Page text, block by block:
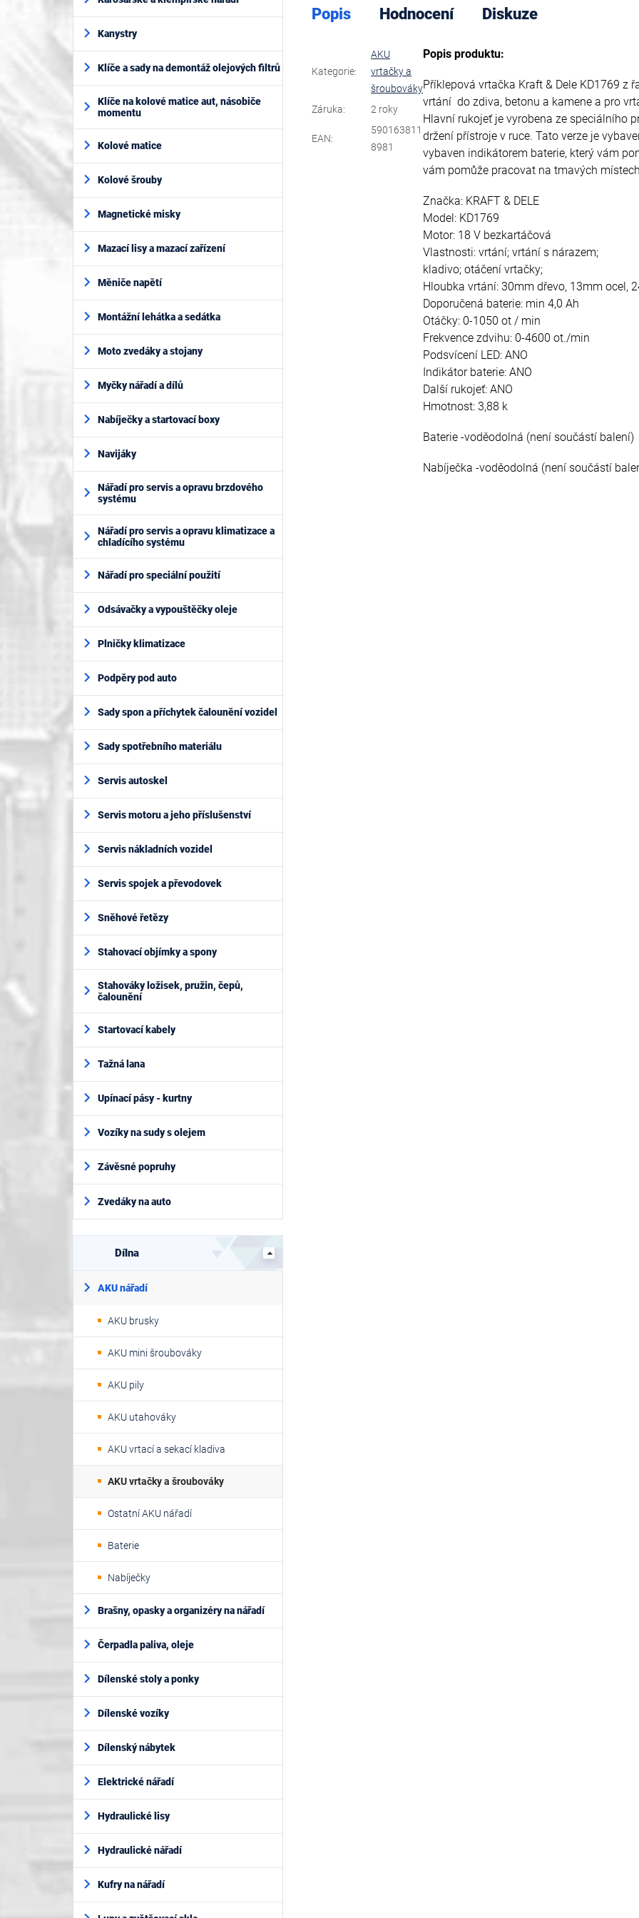
Kanystry
Klíče a sady na demontáž olejových filtrů
Klíče na kolové matice aut, násobiče
momentu
Kolové matice
Kolové šrouby
Magnetické misky
Mazací lisy a mazací zařízení
Měniče napětí
Montážní lehátka a sedátka
Moto zvedáky a stojany
Myčky nářadí a dílů
Nabíječky a startovací boxy
Navijáky
Nářadí pro servis a opravu brzdového
systému
Nářadí pro servis a opravu klimatizace a
chladícího systému
Nářadí pro speciální použití
Odsávačky a vypouštěčky oleje
Plničky klimatizace
Podpěry pod auto
Sady spon a příchytek čalounění vozidel
Sady spotřebního materiálu
Servis autoskel
Servis motoru a jeho příslušenství
Servis nákladních vozidel
Servis spojek a převodovek
Sněhové řetězy
Stahovací objímky a spony
Stahováky ložisek, pružin, čepů,
čalounění
Startovací kabely
Tažná lana
Upínací pásy - kurtny
Vozíky na sudy s olejem
Závěsné popruhy
Zvedáky na auto
Dílna
AKU nářadí
AKU brusky
AKU mini šroubováky
AKU pily
AKU utahováky
AKU vrtací a sekací kladiva
AKU vrtačky a šroubováky
Ostatní AKU nářadí
Baterie
Nabíječky
Brašny, opasky a organizéry na nářadí
Čerpadla paliva, oleje
Dílenské stoly a ponky
Dílenské vozíky
Dílenský nábytek
Elektrické nářadí
Hydraulické lisy
Hydraulické nářadí
Kufry na nářadí
Popis Hodnocení Diskuze
Popis produktu:
Příklepová vrtačka Kraft & Dele KD1769 z
vrtání do zdiva, betonu a kamene a pro
Hlavní rukojeť je vyrobena ze speciálního
držení přístroje v ruce. Tato verze je
vybaven indikátorem baterie, který vám
vám pomůže pracovat na tmavých
Značka: KRAFT & DELE
Model: KD1769
Motor: 18 V bezkartáčová
Vlastnosti: vrtání; vrtání s nárazem;
kladivo; otáčení vrtačky;
Hloubka vrtání: 30mm dřevo, 13mm ocel,
Doporučená baterie: min 4,0 Ah
Otáčky: 0-1050 ot / min
Frekvence zdvihu: 0-4600 ot./min
Podsvícení LED: ANO
Indikátor baterie: ANO
Další rukojeť: ANO
Hmotnost: 3,88 k
Baterie -voděodolná (není součástí balení)
Nabíječka -voděodolná (není součástí
Kategorie:
AKU
vrtačky a
šroubováky
Záruka: 2 roky
EAN:
590163811
8981